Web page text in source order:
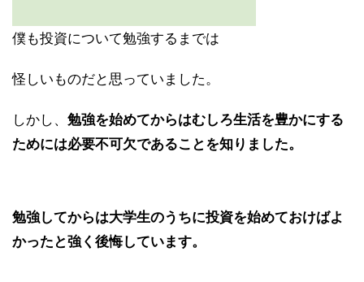
僕も投資について勉強するまでは
怪しいものだと思っていました。
しかし、 勉強を始めてからはむしろ生活を豊かにする
ためには必要不可欠であることを知りました。
勉強してからは大学生のうちに投資を始めておけばよ
かったと強く後悔しています。